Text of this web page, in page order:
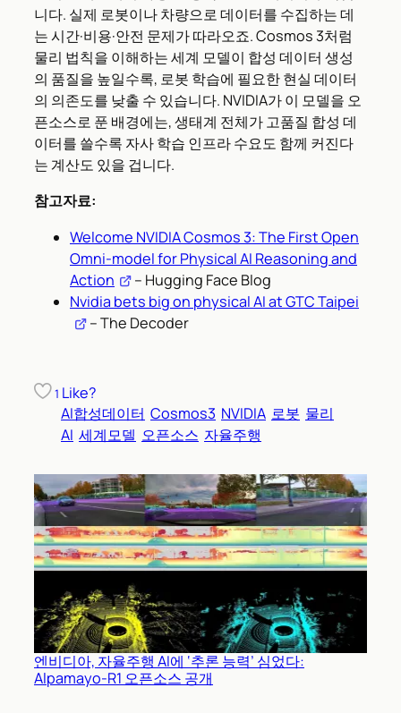
니다. 실제 로봇이나 차량으로 데이터를 수집하는 데
는 시간·비용·안전 문제가 따라오죠. Cosmos 3처럼
물리 법칙을 이해하는 세계 모델이 합성 데이터 생성
의 품질을 높일수록, 로봇 학습에 필요한 현실 데이터
의 의존도를 낮출 수 있습니다. NVIDIA가 이 모델을 오
픈소스로 푼 배경에는, 생태계 전체가 고품질 합성 데
이터를 쓸수록 자사 학습 인프라 수요도 함께 커진다
는 계산도 있을 겁니다.
참고자료:
Welcome NVIDIA Cosmos 3: The First Open
Omni-model for Physical AI Reasoning and
Action
– Hugging Face Blog
Nvidia bets big on physical AI at GTC Taipei
– The Decoder
1 Like?
AI합성데이터 Cosmos3 NVIDIA 로봇 물리
AI 세계모델 오픈소스 자율주행
엔비디아, 자율주행 AI에 ‘추론 능력’ 심었다:
Alpamayo-R1 오픈소스 공개